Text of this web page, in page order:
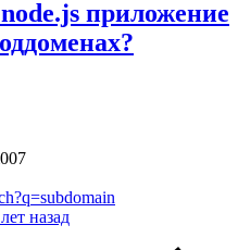
приложение
назад